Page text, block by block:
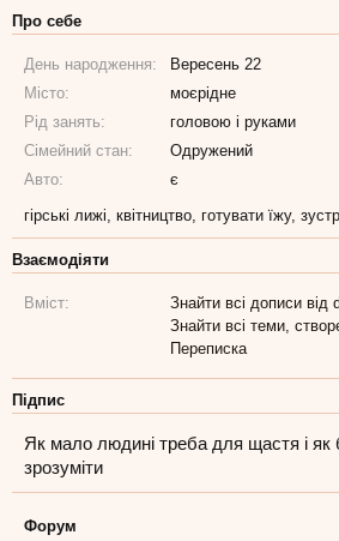
Про себе
День народження:
Вересень 22
Місто:
моєрідне
Рід занять:
головою і руками
Сімейний стан:
Одружений
Авто:
є
гірські лижі, квітництво, готувати їжу,
Взаємодіяти
Вміст:
Знайти всі дописи від
Знайти всі теми,
Переписка
Підпис
Як мало людині треба для щастя і як
зрозуміти
Форум